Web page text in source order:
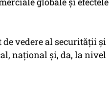
vedere al securităţii şi
naţional şi, da, la nivel